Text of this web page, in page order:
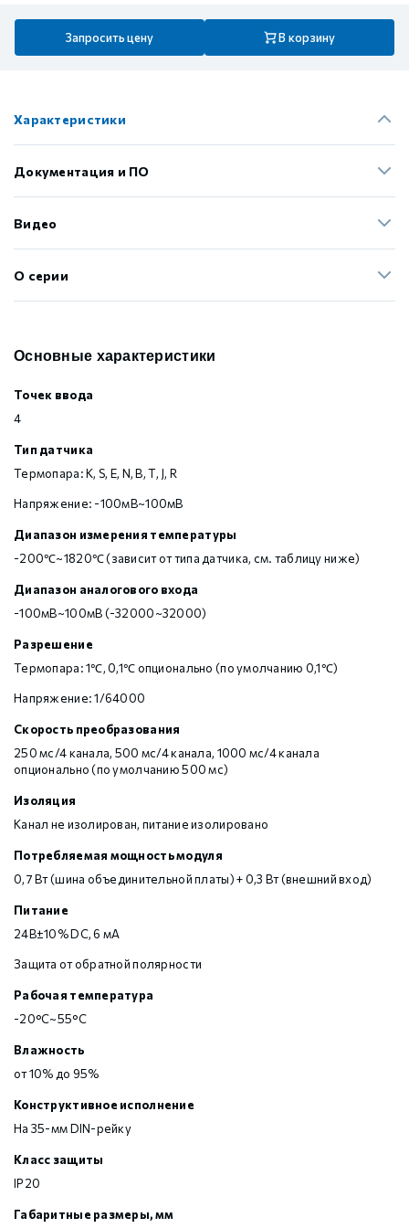
Запросить цену В корзину
Характеристики
Документация и ПО
Видео
О серии
Основные характеристики
Точек ввода
4
Тип датчика
Термопара: K, S, E, N, B, T, J, R
Напряжение: -100мВ~100мВ
Диапазон измерения температуры
-200℃~1820℃ (зависит от типа датчика, см. таблицу ниже)
Диапазон аналогового входа
-100мВ~100мВ (-32000~32000)
Разрешение
Термопара: 1℃, 0,1℃ опционально (по умолчанию 0,1℃)
Напряжение: 1/64000
Скорость преобразования
250 мс/4 канала, 500 мс/4 канала, 1000 мс/4 канала
опционально (по умолчанию 500 мс)
Изоляция
Канал не изолирован, питание изолировано
Потребляемая мощность модуля
0,7 Вт (шина объединительной платы) + 0,3 Вт (внешний вход)
Питание
24В±10% DC, 6 мА
Защита от обратной полярности
Рабочая температура
-20°C~55°C
Влажность
от 10% до 95%
Конструктивное исполнение
На 35-мм DIN-рейку
Класс защиты
IP20
Габаритные размеры, мм